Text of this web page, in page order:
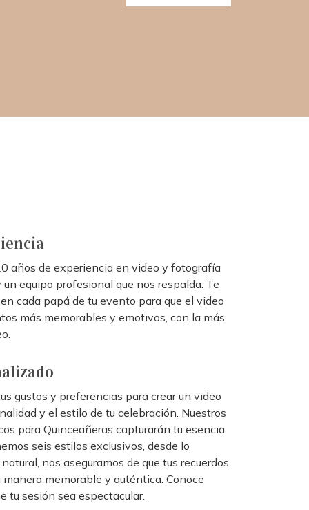
años de experiencia en video y fotografía
equipo profesional que nos respalda. Te
cada papá de tu evento para que el video
más memorables y emotivos, con la más
gustos y preferencias para crear un video
y el estilo de tu celebración. Nuestros
para Quinceañeras capturarán tu esencia
seis estilos exclusivos, desde lo
nos aseguramos de que tus recuerdos
memorable y auténtica. Conoce
tu sesión sea espectacular.